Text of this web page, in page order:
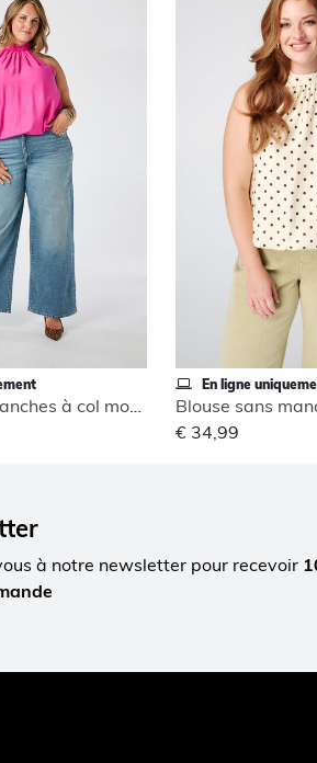
En ligne
€ 34,99
à notre newsletter pour recevoir